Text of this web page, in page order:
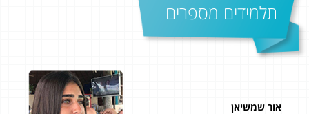
תלמידים מספרים
אור שמשיאן